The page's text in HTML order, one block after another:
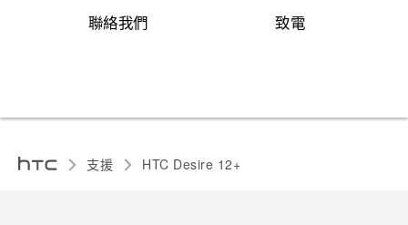
聯絡我們 致電
支援 HTC Desire 12+‎